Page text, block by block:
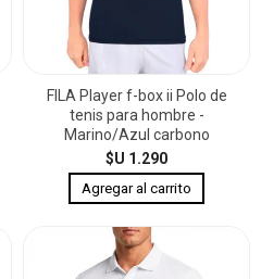
FILA Player f-box ii Polo de
tenis para hombre -
Marino/Azul carbono
$U 1.290